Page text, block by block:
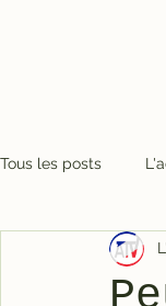
Tous les posts